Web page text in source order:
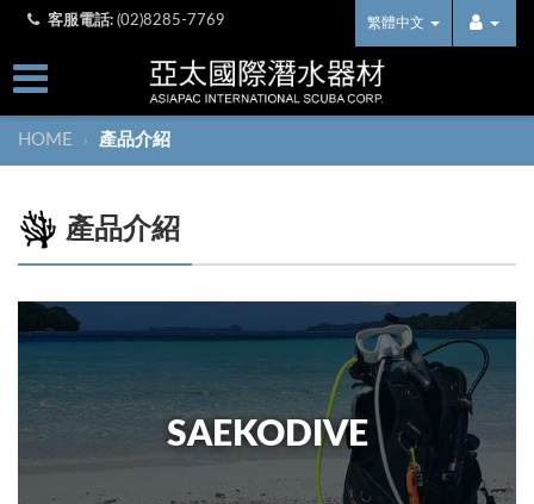
客服電話: (02)8285-7769 繁體中文
HOME › 產品介紹
產品介紹
SAEKODIVE